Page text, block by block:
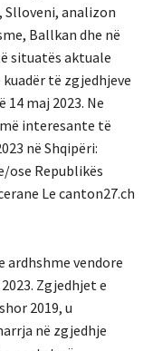
Slloveni, analizon
Ballkan dhe në
situatës aktuale
të zgjedhjeve
maj 2023. Ne
interesante të
në Shqipëri:
ose Republikës
Le canton27.ch
ardhshme vendore
Zgjedhjet e
2019, u
në zgjedhje